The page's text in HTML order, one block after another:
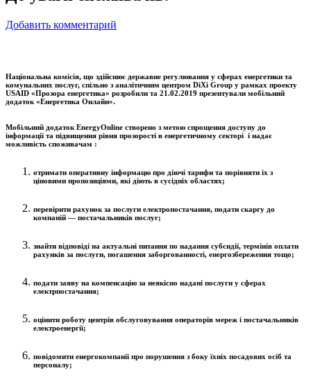
Добавить комментарий
Національна комісія, що здійснює державне регулювання у сферах енергетики та
комунальних послуг, спільно з аналітичним центром DiXi Group у рамках проекту
USAID «Прозора енергетика» розробили та 21.02.2019 презентували мобільний
додаток «Енергетика Онлайн».
Мобільний додаток EnergyOnline створено з метою спрощення доступу до
інформації та підвищення рівня прозорості в енергетичному секторі і надає
можливість споживачам :
отримати оперативну інформацю про діючі тарифи та порівняти іх з
ціновими пропозиціями, які діють в сусідніх областях;
перевірити рахунок за послуги електропостачання, подати скаргу до
компаній — постачальників послуг;
знайти відповіді на актуальні питання по надання субсидії, термінів оплати
рахунків за послуги, погашення заборгованності, енергозбереження тощо;
подати заяву на компенсацію за неякісно надані послуги у сферах
електрпостачання;
оцінити роботу центрів обслуговування операторів мереж і постачальників
електроенергії;
повідомити енергокомпанії про порушення з боку їхніх посадових осіб та
персоналу;